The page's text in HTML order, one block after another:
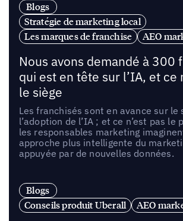
Blogs
Stratégie de marketing local
Les marques de franchise
AEO
Nous avons demandé à 300
qui est en tête sur l’IA, et ce
le siège
Les franchisés sont en avance sur le
l’adoption de l’IA ; et ce n’est pas le
les responsables marketing
approche plus intelligente du
appuyée par de nouvelles données.
Blogs
Conseils produit Uberall
AEO